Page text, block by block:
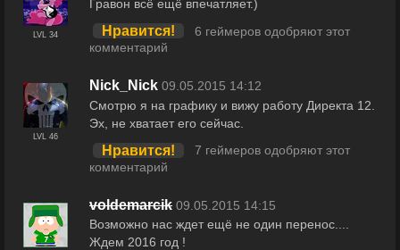
LVL 34
Гравон всё ещё впечатляет.)
Нравится!
6 геймеров одобряют этот
комментарий
LVL 46
Nick_Nick 09.05.2015 14:12
Смотрю я на графику и вижу работу Директа 12.
Эх, не хватает его сейчас.
Нравится!
7 геймеров одобряют этот
комментарий
voldemarcik 09.05.2015 14:15
Возможно нас ждет ещё не один перенос....
Ждем 2016 год !